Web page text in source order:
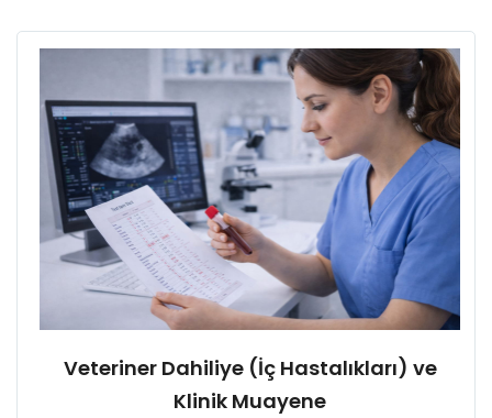
Veteriner Dahiliye (İç Hastalıkları) ve
Klinik Muayene